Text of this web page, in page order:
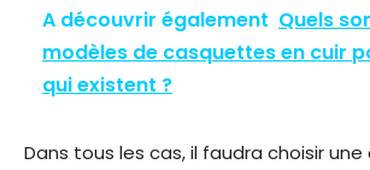
A découvrir également Quels
modèles de casquettes en cuir
qui existent ?
Dans tous les cas, il faudra choisir